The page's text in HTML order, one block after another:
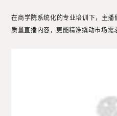
在商学院系统化的专业培训下，主
质量直播内容，更能精准撬动市场需